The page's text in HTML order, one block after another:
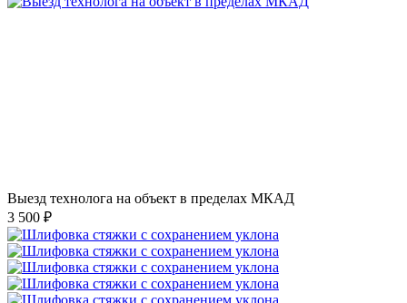
Выезд технолога на объект в пределах МКАД
3 500 ₽